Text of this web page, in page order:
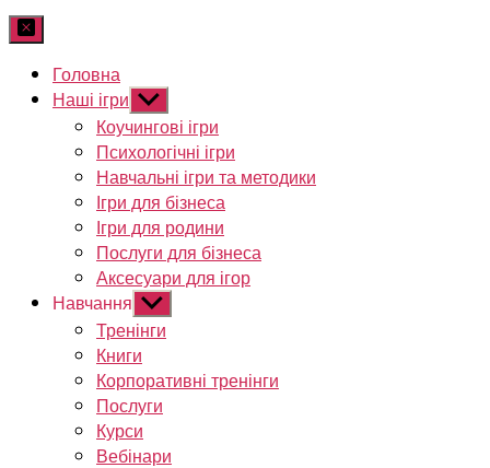
Головна
Наші ігри Показати
підменю
Коучингові ігри
Психологічні ігри
Навчальні ігри та методики
Ігри для бізнеса
Ігри для родини
Послуги для бізнеса
Аксесуари для ігор
Навчання Показати
підменю
Тренінги
Книги
Корпоративні тренінги
Послуги
Курси
Вебінари